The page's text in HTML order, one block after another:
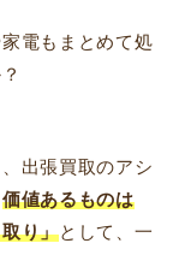
電もまとめて処
出張買取のアシ
価値あるものは
り」として、一